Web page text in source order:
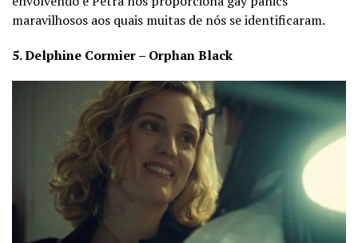
maravilhosos aos quais muitas de nós se identificaram.
5. Delphine Cormier – Orphan Black